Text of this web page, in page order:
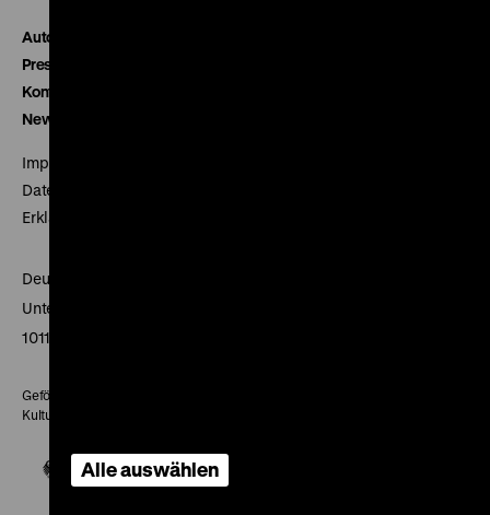
Autor*innen
Presse
Kontakt
Newsletter
Impressum
Datenschutz
Erklärung digitale Barrierefreiheit
Deutsches Historisches Museum
Unter den Linden 2
10117 Berlin
Gefördert mit Mitteln des Beauftragten der Bundesregierung für
Kultur und Medien
Alle auswählen